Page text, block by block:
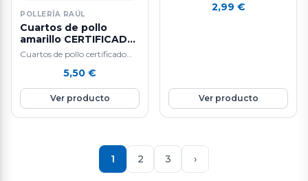
POLLERÍA RAÚL
Cuartos de pollo
amarillo CERTIFICADO
DE AUTENTICIDAD
"Gran Cuk" - 450 g.
Cuartos de pollo certificado
Grupo Sada. A la venta al
peso,…
5,50 €
Ver producto
aproximadamente. Carne…
2,99 €
Ver producto
1 2 3 ›